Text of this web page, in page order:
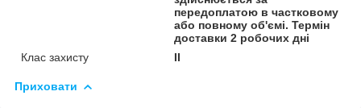
передоплатою в частковому
або повному об'ємі. Термін
доставки 2 робочих дні
Клас захисту
II
Приховати